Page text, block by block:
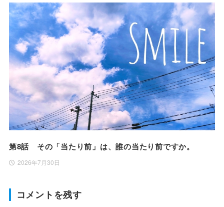
第8話 その「当たり前」は、誰の当たり前ですか。
2026年7月30日
コメントを残す